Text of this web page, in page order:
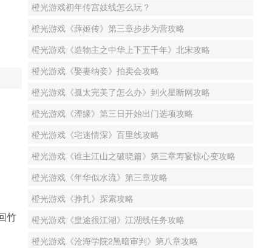
竹
橙光游戏初年传宫妓线怎么玩？
橙光游戏《薛姬传》第三章步步为营攻略
橙光游戏《造物主之中华上下五千年》北宋攻略
橙光游戏《娶妻纳妾》拍卖会攻略
橙光游戏《孤太完美了怎么办》到火星断网攻略
橙光游戏《湮缘》第三日开始出门选项攻略
橙光游戏《宅迷情深》百里线攻略
橙光游戏《谁主江山之破晓篇》第三章寿宴惊心变攻略
橙光游戏《年华似水流》第三章攻略
橙光游戏《挣扎》探索攻略
橙光游戏《皇途很江湖》江湖线任务攻略
橙光游戏《沧海学院2黑暗审判》第八章攻略